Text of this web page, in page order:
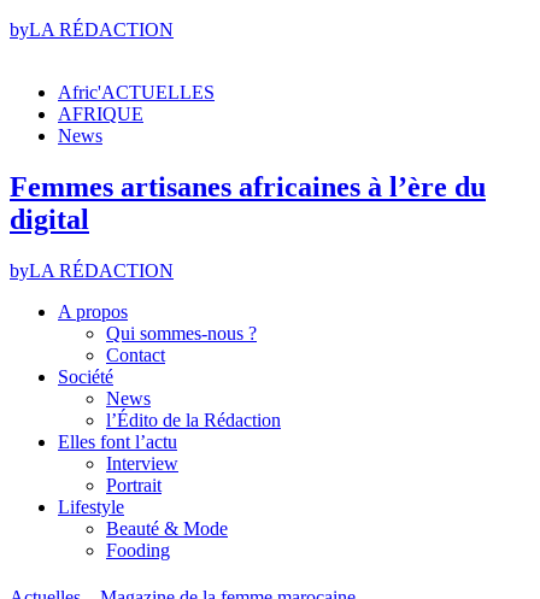
byLA RÉDACTION
Afric'ACTUELLES
AFRIQUE
News
Femmes artisanes africaines à l’ère du
digital
byLA RÉDACTION
A propos
Qui sommes-nous ?
Contact
Société
News
l’Édito de la Rédaction
Elles font l’actu
Interview
Portrait
Lifestyle
Beauté & Mode
Fooding